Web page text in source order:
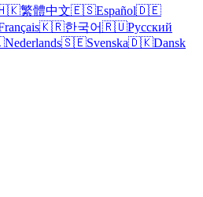
繁體中文🇪🇸Español🇩🇪
🇰🇷한국어🇷🇺Русский
Nederlands🇸🇪Svenska🇩🇰Dansk